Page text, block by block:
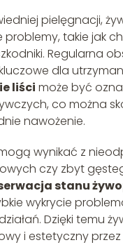
pielęgnacji,
takie jak
Regularna
dla
liści może być
co można
nawożenie.
wynikać z
czy zbyt
stanu
wykrycie
Dzięki temu
i estetyczny przez